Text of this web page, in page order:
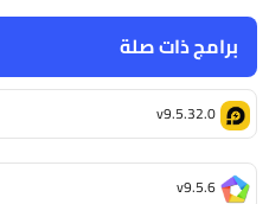
برامج ذات صلة
v9.5.32.0
v9.5.6